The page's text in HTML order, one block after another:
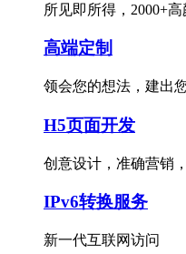
所见即所得，2000+
高端定制
领会您的想法，建出
H5页面开发
创意设计，准确营销
IPv6转换服务
新一代互联网访问